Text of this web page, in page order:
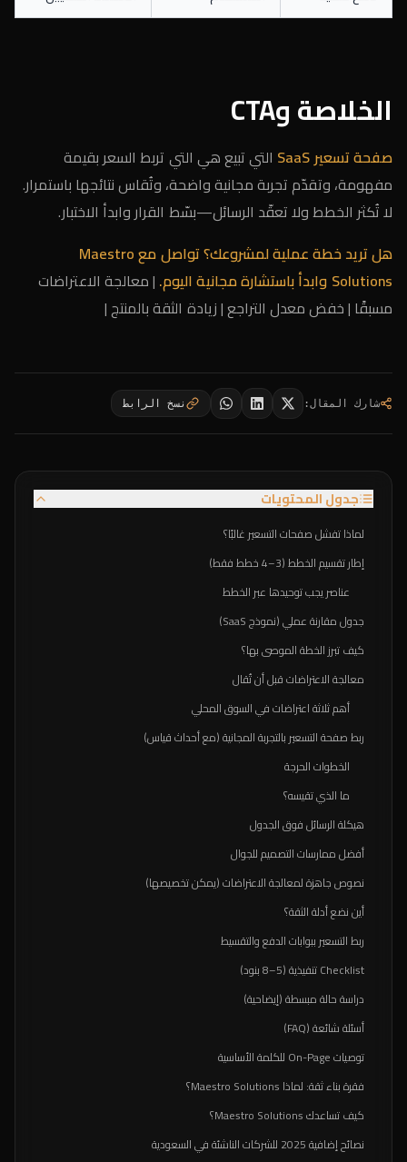
الخلاصة وCTA
صفحة تسعير SaaS
التي تبيع هي التي تربط السعر بقيمة
مفهومة، وتقدّم تجربة مجانية واضحة، وتُقاس نتائجها باستمرار.
لا تُكثر الخطط ولا تعقّد الرسائل—بسّط القرار وابدأ الاختبار.
هل تريد خطة عملية لمشروعك؟
تواصل مع Maestro
Solutions وابدأ باستشارة مجانية اليوم. | معالجة الاعتراضات
مسبقًا | خفض معدل التراجع | زيادة الثقة بالمنتج |
شارك المقال: نسخ الرابط
جدول المحتويات
لماذا تفشل صفحات التسعير غالبًا؟
إطار تقسيم الخطط (3–4 خطط فقط)
عناصر يجب توحيدها عبر الخطط
جدول مقارنة عملي (نموذج SaaS)
كيف تبرز الخطة الموصى بها؟
معالجة الاعتراضات قبل أن تُقال
أهم ثلاثة اعتراضات في السوق المحلي
ربط صفحة التسعير بالتجربة المجانية (مع أحداث قياس)
الخطوات الحرجة
ما الذي تقيسه؟
هيكلة الرسائل فوق الجدول
أفضل ممارسات التصميم للجوال
نصوص جاهزة لمعالجة الاعتراضات (يمكن تخصيصها)
أين نضع أدلة الثقة؟
ربط التسعير ببوابات الدفع والتقسيط
Checklist تنفيذية (5–8 بنود)
دراسة حالة مبسطة (إيضاحية)
أسئلة شائعة (FAQ)
توصيات On-Page للكلمة الأساسية
فقرة بناء ثقة: لماذا Maestro Solutions؟
كيف تساعدك Maestro Solutions؟
نصائح إضافية 2025 للشركات الناشئة في السعودية